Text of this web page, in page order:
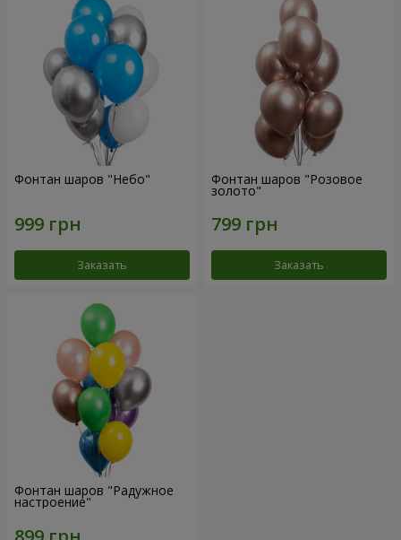
Фонтан шаров "Небо"
Заказать
Фонтан шаров "Розовое
золото"
Заказать
Фонтан шаров "Радужное
настроение"